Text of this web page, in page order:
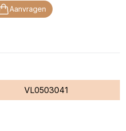
Aanvragen
VL0503041